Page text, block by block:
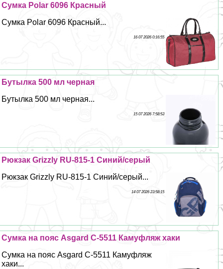
Сумка Polar 6096 Красный
Сумка Polar 6096 Красный...
16 07 2026 0:16:55
Бутылка 500 мл черная
Бутылка 500 мл черная...
15 07 2026 7:58:53
Рюкзак Grizzly RU-815-1 Синий/серый
Рюкзак Grizzly RU-815-1 Синий/серый...
14 07 2026 23:58:15
Сумка на пояс Asgard С-5511 Камуфляж хаки
Сумка на пояс Asgard С-5511 Камуфляж
хаки...